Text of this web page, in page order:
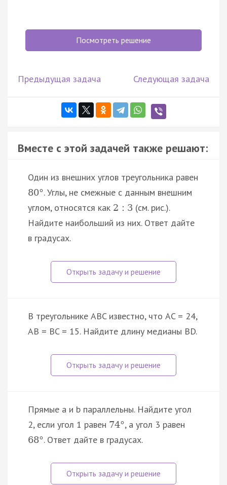
Посмотреть решение
Предыдущая задача Следующая задача
Вместе с этой задачей также решают:
Один из внешних углов треугольника равен
80°. Углы, не смежные с данным внешним
углом, относятся как 2 : 3 (см. рис.).
Найдите наибольший из них. Ответ дайте
в градусах.
В треугольнике ABC известно, что AC = 24,
AB = BC = 15. Найдите длину медианы BD.
Прямые a и b параллельны. Найдите угол
2, если угол 1 равен 74°, а угол 3 равен
68°. Ответ дайте в градусах.